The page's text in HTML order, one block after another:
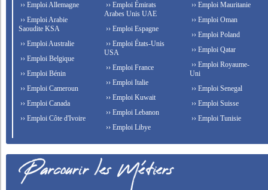
›› Emploi Allemagne
›› Emploi Arabie
Saoudite KSA
›› Emploi Australie
›› Emploi Belgique
›› Emploi Bénin
›› Emploi Cameroun
›› Emploi Canada
›› Emploi Côte d'Ivoire
›› Emploi Émirats
Arabes Unis UAE
›› Emploi Espagne
›› Emploi États-Unis
USA
›› Emploi France
›› Emploi Italie
›› Emploi Kuwait
›› Emploi Lebanon
›› Emploi Libye
›› Emploi Mauritanie
›› Emploi Oman
›› Emploi Poland
›› Emploi Qatar
›› Emploi Royaume-
Uni
›› Emploi Senegal
›› Emploi Suisse
›› Emploi Tunisie